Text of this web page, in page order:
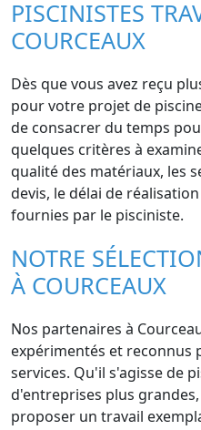
PISCINISTES
COURCEAUX
Dès que vous avez reçu
pour votre projet de
de consacrer du temps
quelques critères à
qualité des matériaux, les
devis, le délai de
fournies par le pisciniste.
NOTRE
À COURCEAUX
Nos partenaires à
expérimentés et reconnus
services. Qu'il s'agisse de
d'entreprises plus
proposer un travail